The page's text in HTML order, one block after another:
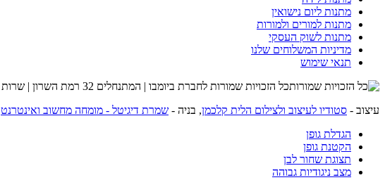
מתנות ליום נישואין
מתנות למורים ולמורות
מתנות לשוק העסקי
מדיניות המשלוחים שלנו
תנאי שימוש
כל הזכויות שמורות לחברת ביומבו | המתנחלים 32 רמת השרון | שרות לקוחות 054-4274215 |
עיצוב - סטודיו לעיצוב ולצילום הלית קלכמן, בניה - שמרת דיגיטל - מומחה מחשוב ואינטרנט
הגדלת גופן
הקטנת גופן
תצוגת שחור לבן
מצב ניגודיות גבוהה